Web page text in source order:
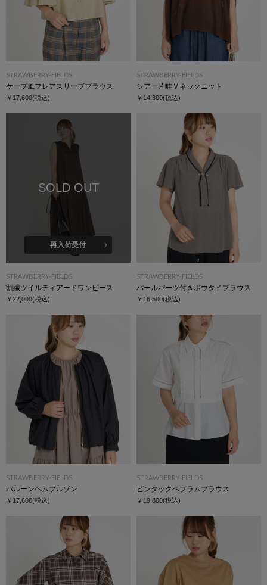
STRAWBERRY-FIELDS
ケープ風フレアスリーブブラウス
￥17,600(税込)
STRAWBERRY-FIELDS
シアー片畦Ｖネックニット
￥14,300(税込)
SOLD OUT
再入荷受付
STRAWBERRY-FIELDS
割繊ツイルティアードワンピース
￥22,000(税込)
STRAWBERRY-FIELDS
パールパーツ付きボウタイブラウス
￥16,500(税込)
STRAWBERRY-FIELDS
バルーンヘムブルゾン
￥17,600(税込)
STRAWBERRY-FIELDS
ピンタックペプラムブラウス
￥19,800(税込)